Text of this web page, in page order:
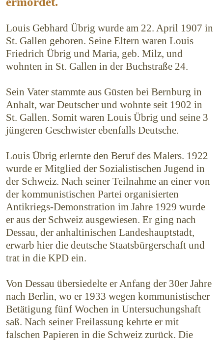
Louis Gebhard Übrig wurde am 22. April 1907 in
St. Gallen geboren. Seine Eltern waren Louis
Friedrich Übrig und Maria, geb. Milz, und
wohnten in St. Gallen in der Buchstraße 24.
Sein Vater stammte aus Güsten bei Bernburg in
Anhalt, war Deutscher und wohnte seit 1902 in
St. Gallen. Somit waren Louis Übrig und seine 3
jüngeren Geschwister ebenfalls Deutsche.
Louis Übrig erlernte den Beruf des Malers. 1922
wurde er Mitglied der Sozialistischen Jugend in
der Schweiz. Nach seiner Teilnahme an einer von
der kommu­nistischen Partei organisierten
Antikriegs-Demon­stration im Jahre 1929 wurde
er aus der Schweiz ausgewiesen. Er ging nach
Dessau, der anhaltinischen Landeshauptstadt,
erwarb hier die deutsche Staats­bürgerschaft und
trat in die KPD ein.
Von Dessau übersiedelte er Anfang der 30er Jahre
nach Berlin, wo er 1933 wegen kommunistischer
Betäti­gung fünf Wochen in Untersuchungshaft
saß. Nach seiner Freilassung kehrte er mit
falschen Papieren in die Schweiz zurück. Die